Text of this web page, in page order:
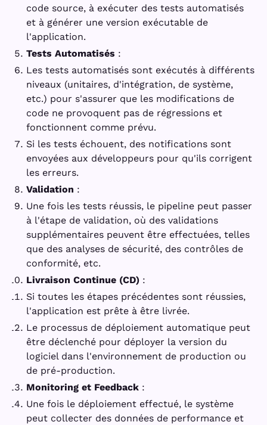
code source, à exécuter des tests automatisés
et à générer une version exécutable de
l'application.
Tests Automatisés :
Les tests automatisés sont exécutés à différents
niveaux (unitaires, d'intégration, de système,
etc.) pour s'assurer que les modifications de
code ne provoquent pas de régressions et
fonctionnent comme prévu.
Si les tests échouent, des notifications sont
envoyées aux développeurs pour qu'ils corrigent
les erreurs.
Validation :
Une fois les tests réussis, le pipeline peut passer
à l'étape de validation, où des validations
supplémentaires peuvent être effectuées, telles
que des analyses de sécurité, des contrôles de
conformité, etc.
Livraison Continue (CD) :
Si toutes les étapes précédentes sont réussies,
l'application est prête à être livrée.
Le processus de déploiement automatique peut
être déclenché pour déployer la version du
logiciel dans l'environnement de production ou
de pré-production.
Monitoring et Feedback :
Une fois le déploiement effectué, le système
peut collecter des données de performance et